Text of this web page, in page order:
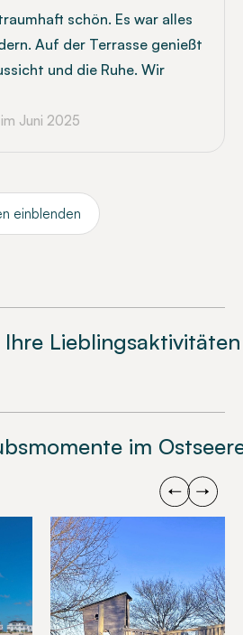
schön. Es war alles
Auf der Terrasse genießt
und die Ruhe. Wir
im Juni 2025
einblenden
Ihre Lieblingsaktivitäten
im